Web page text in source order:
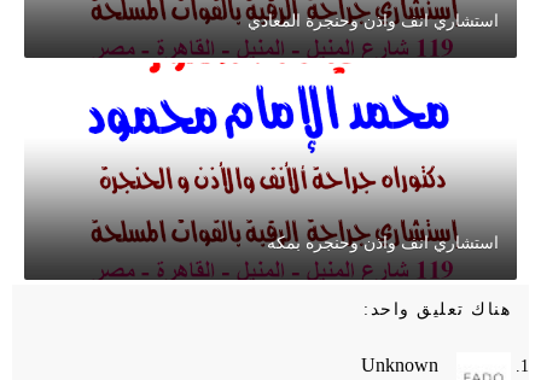
استشاري انف واذن وحنجرة المعادي
استشاري انف واذن وحنجره بمكه
هناك تعليق واحد:
Unknown